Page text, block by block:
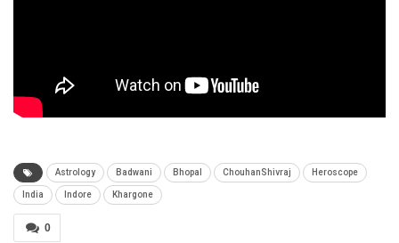
Astrology Badwani Bhopal ChouhanShivraj Heroscope
India Indore Khargone
0